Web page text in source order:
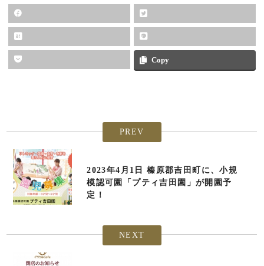
Copy
PREV
2023年4月1日 榛原郡吉田町に、小規
模認可園「プティ吉田園」が開園予
定！
NEXT